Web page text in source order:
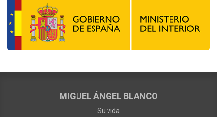
MIGUEL ÁNGEL BLANCO
Su vida